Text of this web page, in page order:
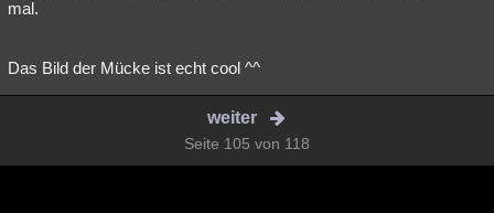
mal.
Das Bild der Mücke ist echt cool ^^
weiter
Seite 105 von 118